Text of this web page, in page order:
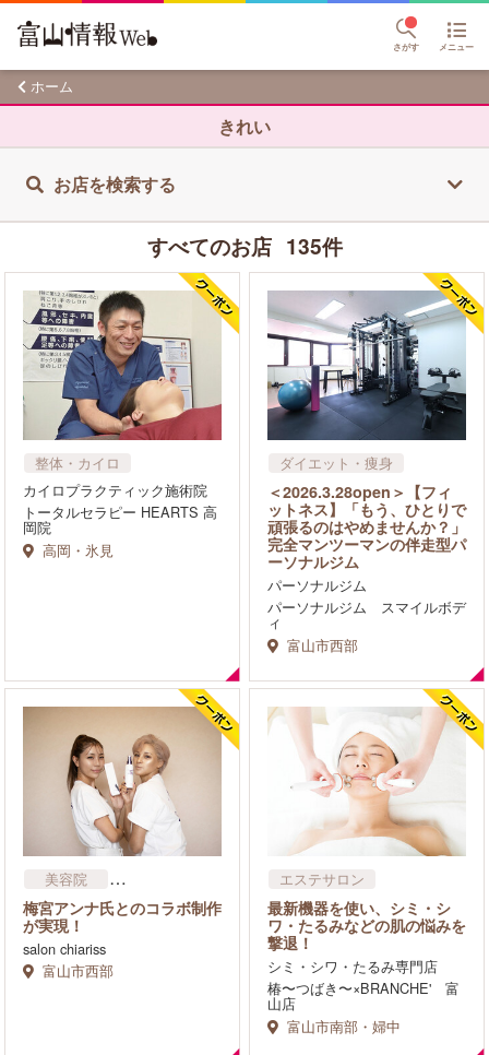
さがす メニュー
ホーム
きれい
お店を検索する
すべてのお店 135件
整体・カイロ
カイロプラクティック施術院
トータルセラピー HEARTS 高
岡院
高岡・氷見
ダイエット・痩身
＜2026.3.28open＞【フィ
ットネス】「もう、ひとりで
頑張るのはやめませんか？」
完全マンツーマンの伴⾛型パ
ーソナルジム
パーソナルジム
パーソナルジム スマイルボデ
ィ
富山市西部
美容院
まつげサロン
エステサロン
リラクゼーション・マッサ
フェイシャル
梅宮アンナ氏とのコラボ制作
が実現！
salon chiariss
富山市西部
エステサロン
最新機器を使い、シミ・シ
ワ・たるみなどの肌の悩みを
撃退！
シミ・シワ・たるみ専門店
椿〜つばき〜×BRANCHE' 富
山店
富山市南部・婦中